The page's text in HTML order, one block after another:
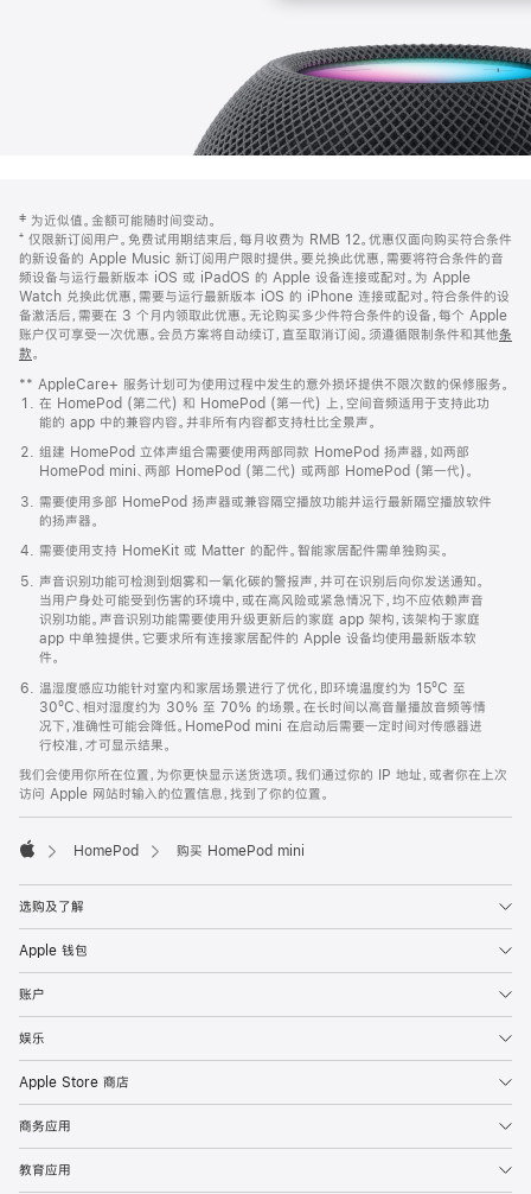
页
页
脚
注
‡ 为近似值。金额可能随时间变动。
⁺ 仅限新订阅用户。免费试用期结束后，每月收费为 RMB 12。优惠仅面向购买符合条件
的新设备的 Apple Music 新订阅用户限时提供。要兑换此优惠，需要将符合条件的音
频设备与运行最新版本 iOS 或 iPadOS 的 Apple 设备连接或配对。为 Apple
Watch 兑换此优惠，需要与运行最新版本 iOS 的 iPhone 连接或配对。符合条件的设
备激活后，需要在 3 个月内领取此优惠。无论购买多少件符合条件的设备，每个 Apple
账户仅可享受一次优惠。会员方案将自动续订，直至取消订阅。须遵循限制条件和其他条
款。
窗
口
中
打
开)
** AppleCare+ 服务计划可为使用过程中发生的意外损坏提供不限次数的保修服务。
在 HomePod (第二代) 和 HomePod (第一代) 上，空间音频适用于支持此功
能的 app 中的兼容内容。并非所有内容都支持杜比全景声。
组建 HomePod 立体声组合需要使用两部同款 HomePod 扬声器，如两部
HomePod mini、两部 HomePod (第二代) 或两部 HomePod (第一代)。
需要使用多部 HomePod 扬声器或兼容隔空播放功能并运行最新隔空播放软件
的扬声器。
需要使用支持 HomeKit 或 Matter 的配件。智能家居配件需单独购买。
声音识别功能可检测到烟雾和一氧化碳的警报声，并可在识别后向你发送通知。
当用户身处可能受到伤害的环境中，或在高风险或紧急情况下，均不应依赖声音
识别功能。声音识别功能需要使用升级更新后的家庭 app 架构，该架构于家庭
app 中单独提供。它要求所有连接家居配件的 Apple 设备均使用最新版本软
件。
温湿度感应功能针对室内和家居场景进行了优化，即环境温度约为 15ºC 至
30ºC、相对湿度约为 30% 至 70% 的场景。在长时间以高音量播放音频等情
况下，准确性可能会降低。HomePod mini 在启动后需要一定时间对传感器进
行校准，才可显示结果。
我们会使用你所在位置，为你更快显示送货选项。我们通过你的 IP 地址，或者你在上次
访问 Apple 网站时输入的位置信息，找到了你的位置。
HomePod 购买 HomePod mini
选购及了解
Apple 钱包
账户
娱乐
Apple Store 商店
商务应用
教育应用